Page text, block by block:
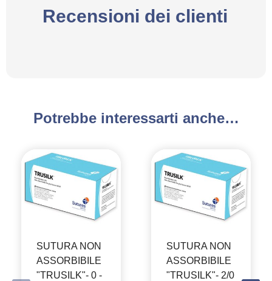
Recensioni dei clienti
Potrebbe interessarti anche…
SUTURA NON
ASSORBIBILE
"TRUSILK"- 0 -
SUTURA NON
ASSORBIBILE
"TRUSILK"- 2/0